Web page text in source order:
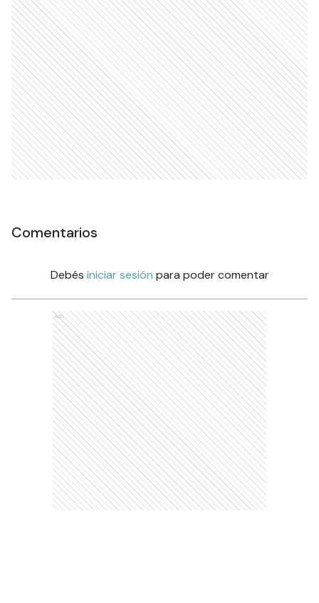
Comentarios
Debés iniciar sesión para poder comentar
Ads